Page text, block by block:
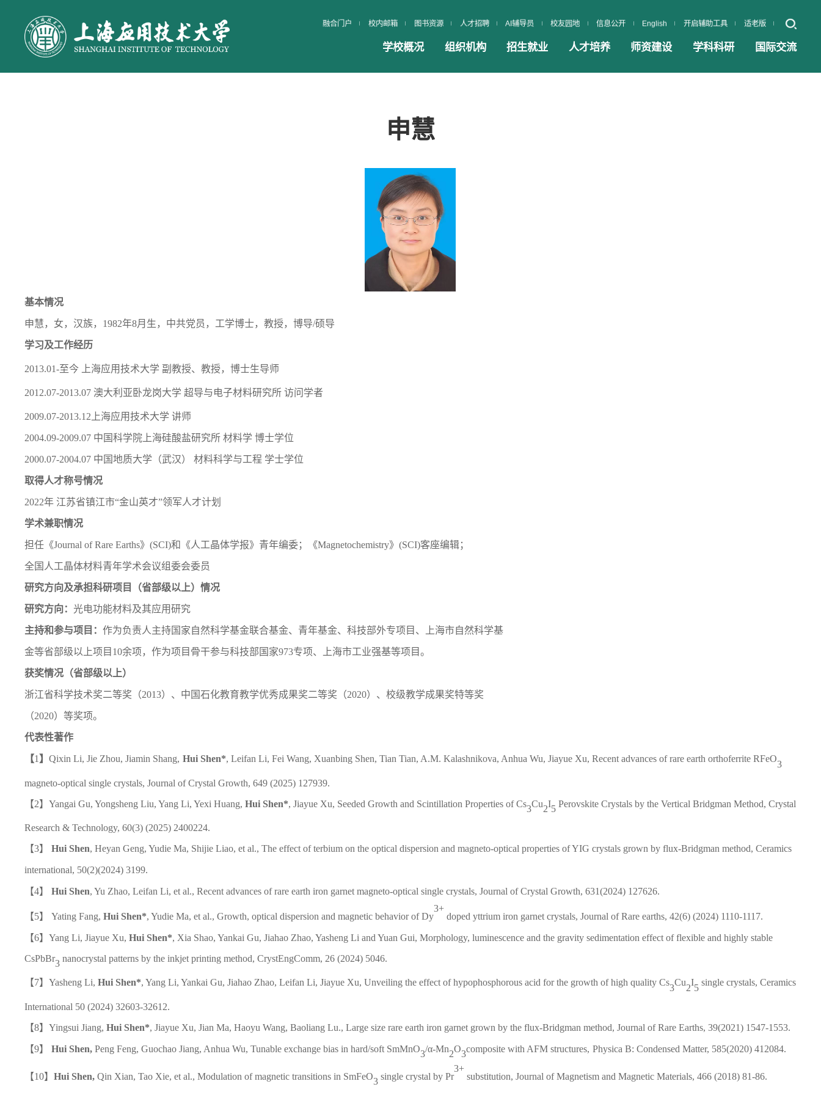
融合门户 校内邮箱 图书资源 人才招聘 AI辅导员 校友园地 信息公开 English 开启辅助工具 适老版
学校概况 组织机构 招生就业 人才培养 师资建设 学科科研 国际交流
申慧
基本情况
申慧，女，汉族，1982年8月生，中共党员，工学博士，教授，博导/硕导
学习及工作经历
2013.01-至今 上海应用技术大学 副教授、教授，博士生导师
2012.07-2013.07 澳大利亚卧龙岗大学 超导与电子材料研究所 访问学者
2009.07-2013.12上海应用技术大学 讲师
2004.09-2009.07 中国科学院上海硅酸盐研究所 材料学 博士学位
2000.07-2004.07 中国地质大学（武汉） 材料科学与工程 学士学位
取得人才称号情况
2022年 江苏省镇江市“金山英才”领军人才计划
学术兼职情况
担任《Journal of Rare Earths》(SCI)和《人工晶体学报》青年编委；《Magnetochemistry》(SCI)客座编辑；
全国人工晶体材料青年学术会议组委会委员
研究方向及承担科研项目（省部级以上）情况
研究方向： 光电功能材料及其应用研究
主持和参与项目：作为负责人主持国家自然科学基金联合基金、青年基金、科技部外专项目、上海市自然科学基
金等省部级以上项目10余项，作为项目骨干参与科技部国家973专项、上海市工业强基等项目。
获奖情况（省部级以上）
浙江省科学技术奖二等奖（2013）、中国石化教育教学优秀成果奖二等奖（2020）、校级教学成果奖特等奖
（2020）等奖项。
代表性著作
【1 】Qixin Li, Jie Zhou, Jiamin Shang, Hui Shen*, Leifan Li, Fei Wang, Xuanbing Shen, Tian Tian, A.M. Kalashnikova, Anhua Wu, Jiayue Xu, Recent advances of rare earth orthoferrite RFeO3
magneto-optical single crystals,Journal of Crystal Growth, 649 (2025) 127939.
【2】Yangai Gu, Yongsheng Liu, Yang Li, Yexi Huang,Hui Shen*, Jiayue Xu, Seeded Growth and Scintillation Properties of Cs3Cu2I5 Perovskite Crystals by the Vertical Bridgman Method, Crystal
Research & Technology, 60(3) (2025) 2400224.
【3】
Hui Shen, Heyan Geng, Yudie Ma, Shijie Liao, et al., The effect of terbium on the optical dispersion andmagneto-optical properties of YIG crystals grown by flux-Bridgman method, Ceramics
international, 50(2)(2024) 3199.
【4】 Hui Shen, Yu Zhao, Leifan Li, et al., Recent advances of rare earth iron garnet magneto-optical single crystals,Journal of Crystal Growth, 631(2024) 127626.
【5】Yating Fang,Hui Shen*, Yudie Ma, et al., Growth, optical dispersion and magnetic behavior of Dy
3+
doped yttrium iron garnet crystals, Journal of Rare earths, 42(6) (2024) 1110-1117.
【6】Yang Li, Jiayue Xu,Hui Shen*, Xia Shao, Yankai Gu, Jiahao Zhao, Yasheng Li and Yuan Gui, Morphology,luminescence and the gravity sedimentation effect of flexible and highly stable
CsPbBr3 nanocrystal patterns by the inkjet printing method, CrystEngComm, 26 (2024) 5046.
【7】Yasheng Li,Hui Shen*, Yang Li, Yankai Gu, Jiahao Zhao, Leifan Li, Jiayue Xu, Unveiling the effect ofhypophosphorous acid for the growth of high quality Cs3Cu2I5 single crystals, Ceramics
International 50 (2024) 32603-32612.
【8】Yingsui Jiang, Hui Shen*, Jiayue Xu, Jian Ma, Haoyu Wang, Baoliang Lu., Large size rare earth iron garnet grownby the flux-Bridgman method, Journal of Rare Earths, 39(2021) 1547-1553.
【9】Hui Shen,Peng Feng, Guochao Jiang, Anhua Wu, Tunable exchange bias in hard/soft SmMnO3/α-Mn2O3composite with AFM structures, Physica B: Condensed Matter, 585(2020) 412084.
【10】Hui Shen,Qin Xian, Tao Xie, et al., Modulation of magnetic transitions in SmFeO3 single crystal by Pr
3+
substitution, Journal of Magnetism and Magnetic Materials, 466 (2018) 81-86.